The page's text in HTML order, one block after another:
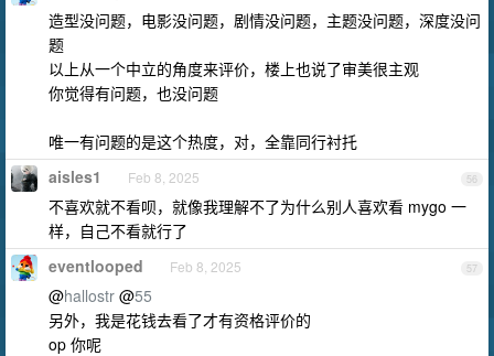
造型没问题，电影没问题，剧情没问题，主题没问题，深度没问
题
以上从一个中立的角度来评价，楼上也说了审美很主观
你觉得有问题，也没问题
唯一有问题的是这个热度，对，全靠同行衬托
56
aisles1 Feb 8, 2025
不喜欢就不看呗，就像我理解不了为什么别人喜欢看 mygo 一
样，自己不看就行了
57
eventlooped Feb 8, 2025
@hallostr @55
另外，我是花钱去看了才有资格评价的
op 你呢